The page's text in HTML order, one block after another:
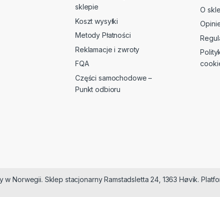
sklepie
Koszt wysyłki
Metody Płatności
Reklamacje i zwroty
FQA
Części samochodowe –
Punkt odbioru
O
Norwegii. Sklep stacjonarny Ramstadsletta 24, 1363 Høvik.